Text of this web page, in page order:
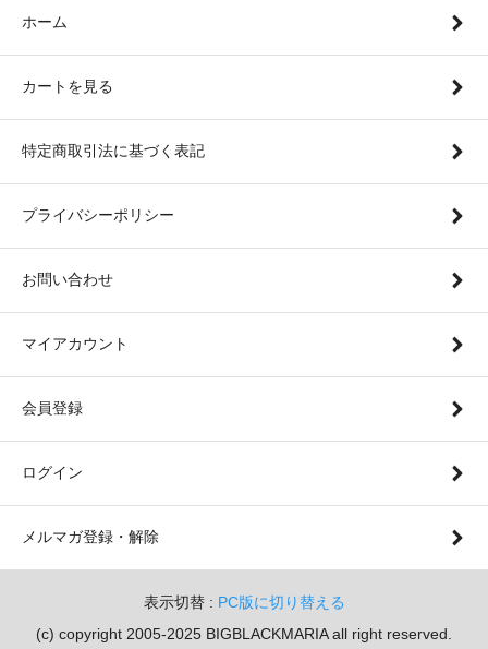
ホーム
カートを見る
特定商取引法に基づく表記
プライバシーポリシー
お問い合わせ
マイアカウント
会員登録
ログイン
メルマガ登録・解除
表示切替 : PC版に切り替える
(c) copyright 2005-2025 BIGBLACKMARIA all right reserved.